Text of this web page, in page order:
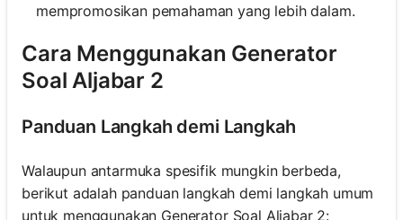
mempromosikan pemahaman yang lebih dalam.
Cara Menggunakan Generator
Soal Aljabar 2
Panduan Langkah demi Langkah
Walaupun antarmuka spesifik mungkin berbeda,
berikut adalah panduan langkah demi langkah umum
untuk menggunakan Generator Soal Aljabar 2: